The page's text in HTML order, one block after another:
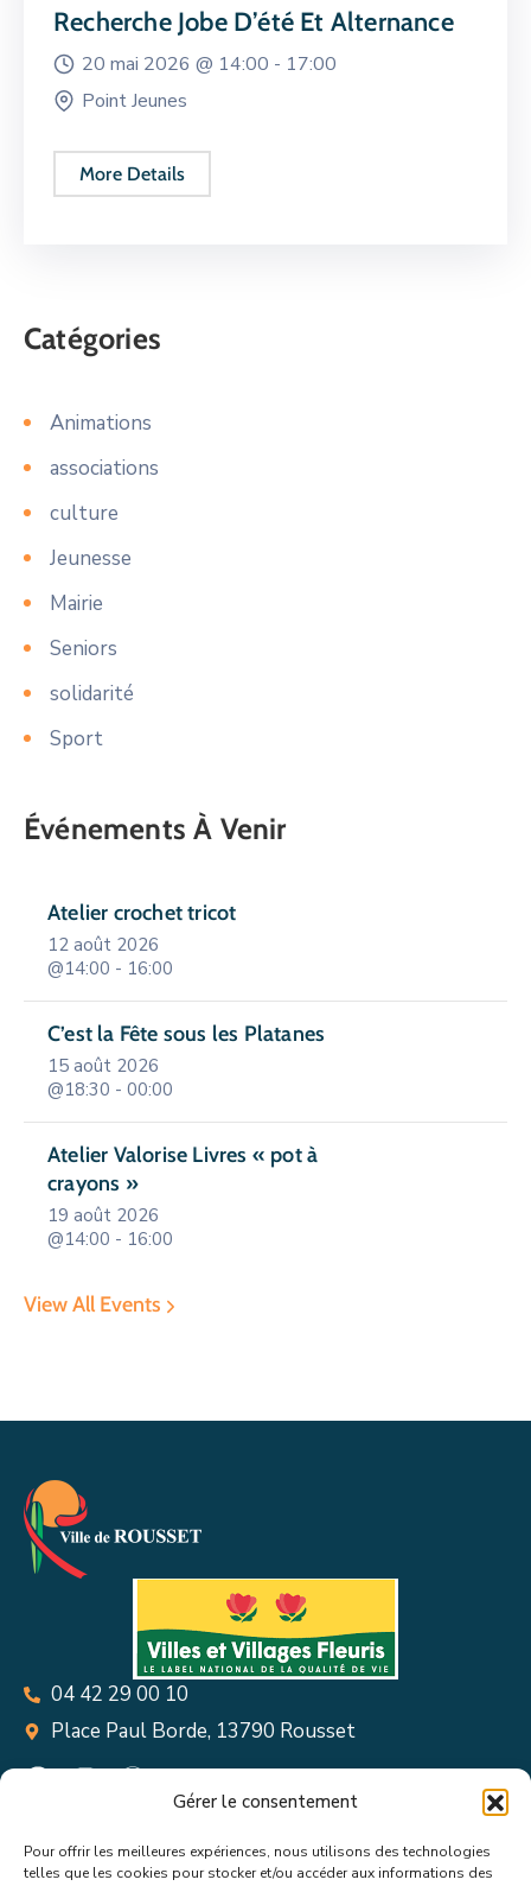
Gérer le consentement
Pour offrir les meilleures expériences, nous utilisons des technologies
telles que les cookies pour stocker et/ou accéder aux informations des
Recherche Jobe D’été Et Alternance
20 mai 2026 @ 14:00 - 17:00
Point Jeunes
More Details
Catégories
Animations
associations
culture
Jeunesse
Mairie
Seniors
solidarité
Sport
Événements À Venir
Atelier crochet tricot
12 août 2026
@14:00 - 16:00
C’est la Fête sous les Platanes
15 août 2026
@18:30 - 00:00
Atelier Valorise Livres « pot à
crayons »
19 août 2026
@14:00 - 16:00
View All Events
04 42 29 00 10
Place Paul Borde, 13790 Rousset
Suivez toutes les informations &